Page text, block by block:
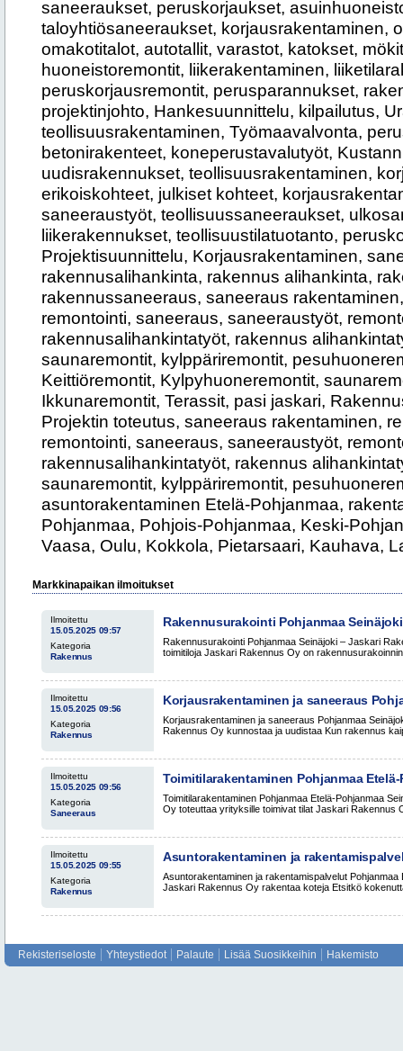
saneeraukset, peruskorjaukset,
taloyhtiösaneeraukset, korjausrakentaminen,
omakotitalot, autotallit, varastot, katokset,
huoneistoremontit, liikerakentaminen,
peruskorjausremontit, perusparannukset,
projektinjohto, Hankesuunnittelu, kilpailutus,
teollisuusrakentaminen, Työmaavalvonta,
betonirakenteet, koneperustavalutyöt,
uudisrakennukset, teollisuusrakentaminen,
erikoiskohteet, julkiset kohteet,
saneeraustyöt, teollisuussaneeraukset,
liikerakennukset, teollisuustilatuotanto,
Projektisuunnittelu, Korjausrakentaminen,
rakennusalihankinta, rakennus alihankinta,
rakennussaneeraus, saneeraus
remontointi, saneeraus, saneeraustyöt,
rakennusalihankintatyöt, rakennus
saunaremontit, kylppäriremontit,
Keittiöremontit, Kylpyhuoneremontit,
Ikkunaremontit, Terassit, pasi jaskari,
Projektin toteutus, saneeraus rakentaminen,
remontointi, saneeraus, saneeraustyöt,
rakennusalihankintatyöt, rakennus
saunaremontit, kylppäriremontit,
asuntorakentaminen Etelä-Pohjanmaa,
Pohjanmaa, Pohjois-Pohjanmaa, Keski-
Vaasa, Oulu, Kokkola, Pietarsaari, Kauhava,
Markkinapaikan ilmoitukset
Ilmoitettu
15.05.2025 09:57
Kategoria
Rakennus
Rakennusurakointi Pohjanmaa
Oy rakentaa koteja ja toimitiloja
Rakennusurakointi Pohjanmaa Seinäjoki – Jaskari
toimitiloja Jaskari Rakennus Oy on
Ilmoitettu
15.05.2025 09:56
Kategoria
Rakennus
Korjausrakentaminen ja saneeraus
Etelä-Pohjanmaa – Jaskari Rakennus
uudistaa
Korjausrakentaminen ja saneeraus Pohjanmaa
Rakennus Oy kunnostaa ja uudistaa Kun rakennus
Ilmoitettu
15.05.2025 09:56
Kategoria
Saneeraus
Toimitilarakentaminen Pohjanmaa
– Jaskari Rakennus Oy toteuttaa
Toimitilarakentaminen Pohjanmaa Etelä-Pohjanmaa
Oy toteuttaa yrityksille toimivat tilat Jaskari Rakennus
Ilmoitettu
15.05.2025 09:55
Kategoria
Rakennus
Asuntorakentaminen ja
Pohjanmaa Seinäjoki – Jaskari
Asuntorakentaminen ja rakentamispalvelut Pohjanmaa
Jaskari Rakennus Oy rakentaa koteja Etsitkö
Rekisteriseloste Yhteystiedot Palaute Lisää Suosikkeihin Hakemisto